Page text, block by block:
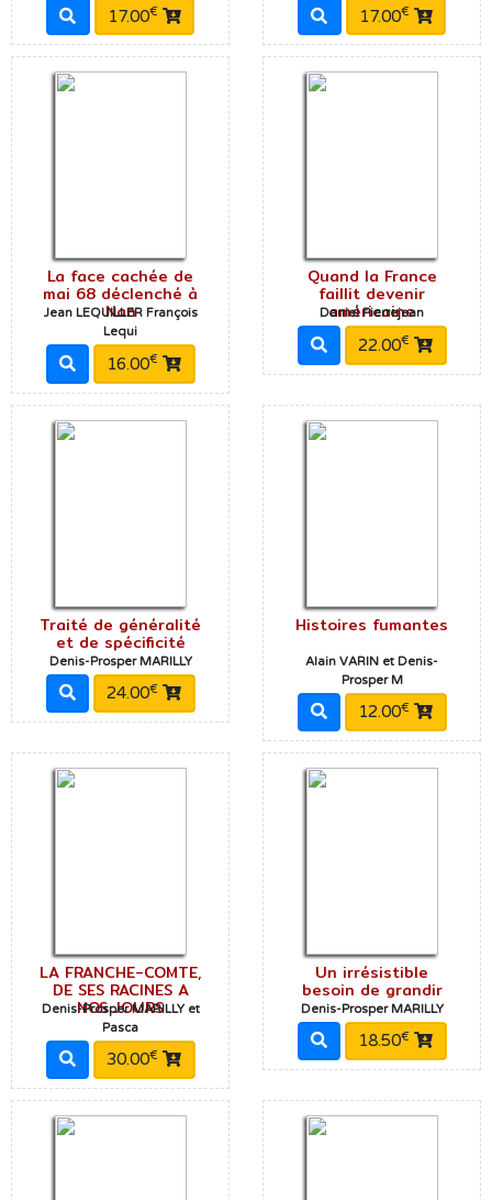
17.00€ 17.00€
La face cachée de
mai 68 déclenché à
Nan
Jean LEQUILLER François
Lequi
16.00€
Quand la France
faillit devenir
américaine
Daniel Pierrejean
22.00€
Traité de généralité
et de spécificité
Denis-Prosper MARILLY
24.00€
Histoires fumantes
Alain VARIN et Denis-
Prosper M
12.00€
LA FRANCHE-COMTE,
DE SES RACINES A
NOS JOURS
Denis-Prosper MARILLY et
Pasca
30.00€
Un irrésistible
besoin de grandir
Denis-Prosper MARILLY
18.50€